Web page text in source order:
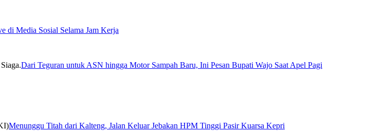
di Media Sosial Selama Jam Kerja
Dari Teguran untuk ASN hingga Motor Sampah Baru, Ini Pesan Bupati Wajo Saat Apel Pagi
Menunggu Titah dari Kalteng, Jalan Keluar Jebakan HPM Tinggi Pasir Kuarsa Kepri